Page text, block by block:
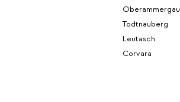
Oberammergau
Todtnauberg
Leutasch
Corvara